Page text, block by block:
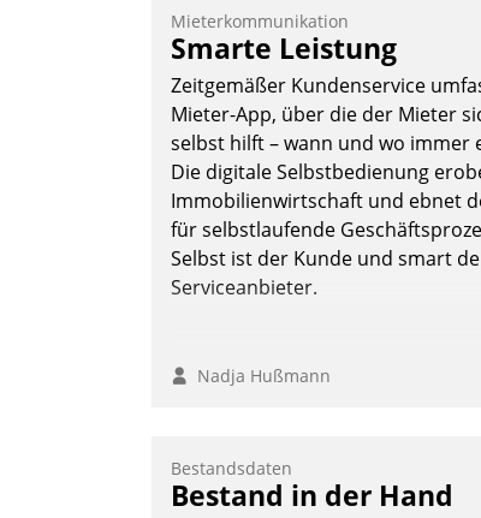
Allein mit der Einführung einer
Software ist es nicht getan. Die
Digitalisierung erfordert von
Unternehmen die Bereitschaft,
überprüfen, zu hinterfragen und
verändern.
Mieterkommunikation
Smarte Leistung
Zeitgemäßer Kundenservice
Mieter-App, über die der Mieter
selbst hilft – wann und wo immer
Die digitale Selbstbedienung
Immobilienwirtschaft und ebnet
für selbstlaufende
Selbst ist der Kunde und smart
Serviceanbieter.
Nadja Hußmann
Bestandsdaten
Bestand in der Hand